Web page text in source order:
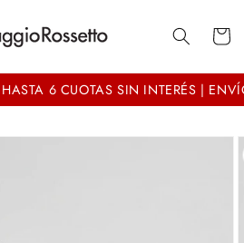
Carrito
HASTA 6 CUOTAS SIN INTERÉS |